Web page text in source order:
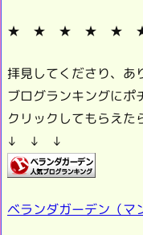
★ ★ ★ ★ ★
拝見してくださり、あ
ブログランキングにポ
クリックしてもらえた
↓ ↓ ↓
ベランダガーデン（マ